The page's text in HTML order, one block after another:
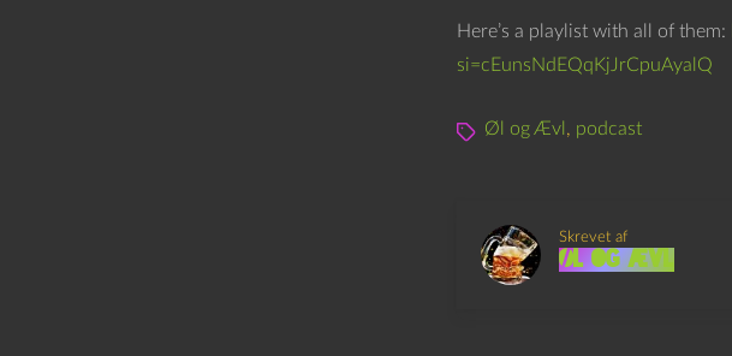
Here’s a playlist with all of them:
si=cEunsNdEQqKjJrCpuAyalQ
Øl og Ævl , podcast
Skrevet af
Øl og Ævl